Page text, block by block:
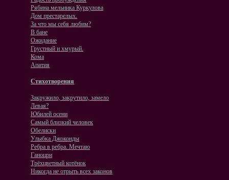
Рябина мельника Куркулова
Дом престарелых.
За что мы себя любим?
В бане
Ожидание
Грустный и хмурый.
Кома
Апатия
Стихотворения
Закружило, закрутило, замело
Левая?
Юбилей осени
Самый близкий человек
Обелиски
Улыбка Джоконды
Ребра в ребра. Мечтаю
Ганоцри
Трёхцветный котёнок
Никогда не отрыть всех законов